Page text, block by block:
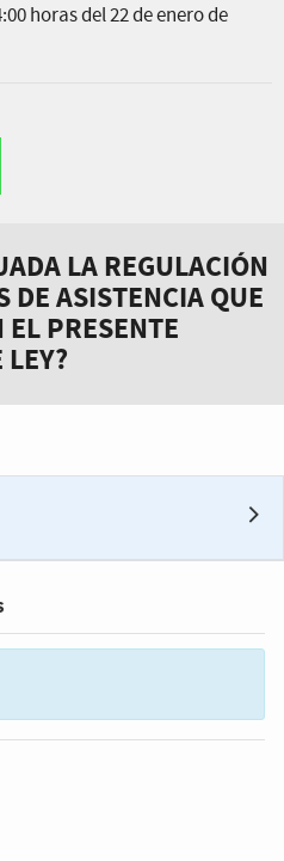
horas del 22 de enero de
LA REGULACIÓN
DE ASISTENCIA QUE
EL PRESENTE